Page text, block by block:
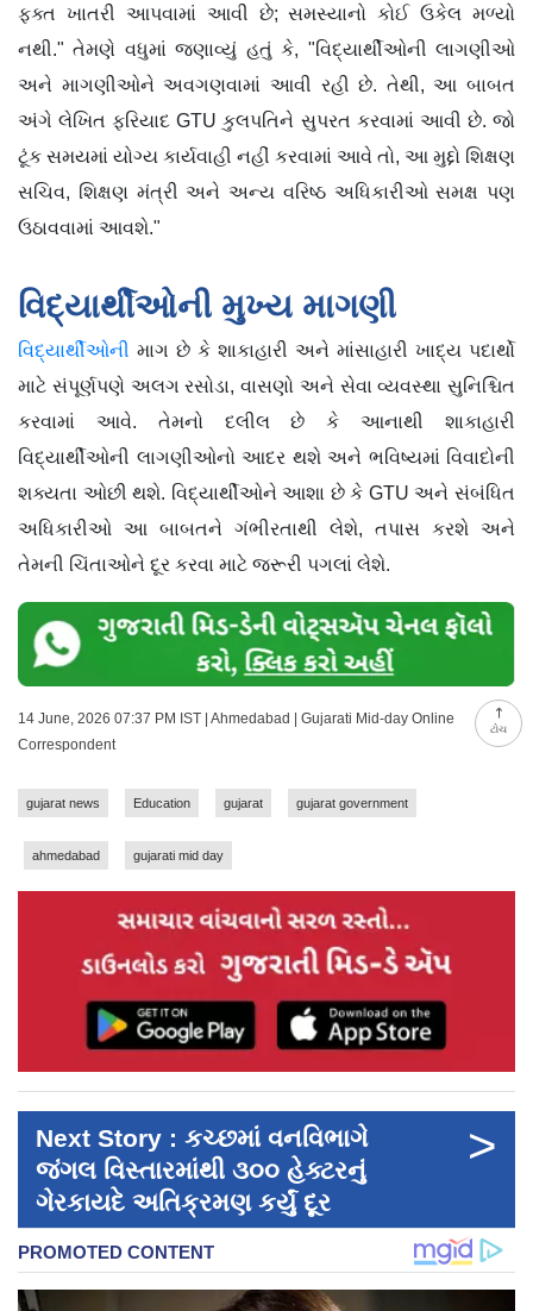
ટોચ
ફક્ત ખાતરી આપવામાં આવી છે; સમસ્યાનો કોઈ ઉકેલ મળ્યો
નથી." તેમણે વધુમાં જણાવ્યું હતું કે, "વિદ્યાર્થીઓની લાગણીઓ
અને માગણીઓને અવગણવામાં આવી રહી છે. તેથી, આ બાબત
અંગે લેખિત ફરિયાદ GTU કુલપતિને સુપરત કરવામાં આવી છે. જો
ટૂંક સમયમાં યોગ્ય કાર્યવાહી નહીં કરવામાં આવે તો, આ મુદ્દો શિક્ષણ
સચિવ, શિક્ષણ મંત્રી અને અન્ય વરિષ્ઠ અધિકારીઓ સમક્ષ પણ
ઉઠાવવામાં આવશે."
વિદ્યાર્થીઓની મુખ્ય માગણી
વિદ્યાર્થીઓની માગ છે કે શાકાહારી અને માંસાહારી ખાદ્ય પદાર્થો
માટે સંપૂર્ણપણે અલગ રસોડા, વાસણો અને સેવા વ્યવસ્થા સુનિશ્ચિત
કરવામાં આવે. તેમનો દલીલ છે કે આનાથી શાકાહારી
વિદ્યાર્થીઓની લાગણીઓનો આદર થશે અને ભવિષ્યમાં વિવાદોની
શક્યતા ઓછી થશે. વિદ્યાર્થીઓને આશા છે કે GTU અને સંબંધિત
અધિકારીઓ આ બાબતને ગંભીરતાથી લેશે, તપાસ કરશે અને
તેમની ચિંતાઓને દૂર કરવા માટે જરૂરી પગલાં લેશે.
14 June, 2026 07:37 PM IST | Ahmedabad | Gujarati Mid-day Online
Correspondent
gujarat news Education gujarat gujarat government
ahmedabad gujarati mid day
Next Story : કચ્છમાં વનવિભાગે
જંગલ વિસ્તારમાંથી ૩૦૦ હેક્ટરનું
ગેરકાયદે અતિક્રમણ કર્યું દૂર
>